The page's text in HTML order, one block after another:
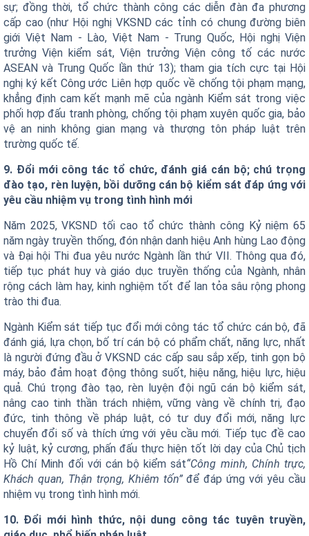
sự; đồng thời, tổ chức thành công các diễn đàn đa phương
cấp cao (như Hội nghị VKSND các tỉnh có chung đường biên
giới Việt Nam - Lào, Việt Nam - Trung Quốc, Hội nghị Viện
trưởng Viện kiểm sát, Viện trưởng Viện công tố các nước
ASEAN và Trung Quốc lần thứ 13); tham gia tích cực tại Hội
nghị ký kết Công ước Liên hợp quốc về chống tội phạm mạng,
khẳng định cam kết mạnh mẽ của ngành Kiểm sát trong việc
phối hợp đấu tranh phòng, chống tội phạm xuyên quốc gia, bảo
vệ an ninh không gian mạng và thượng tôn pháp luật trên
trường quốc tế.
9. Đổi mới công tác tổ chức, đánh giá cán bộ; chú trọng
đào tạo, rèn luyện, bồi dưỡng cán bộ kiểm sát đáp ứng với
yêu cầu nhiệm vụ trong tình hình mới
Năm 2025, VKSND tối cao tổ chức thành công Kỷ niệm 65
năm ngày truyền thống, đón nhận danh hiệu Anh hùng Lao động
và Đại hội Thi đua yêu nước Ngành lần thứ VII. Thông qua đó,
tiếp tục phát huy và giáo dục truyền thống của Ngành, nhân
rộng cách làm hay, kinh nghiệm tốt để lan tỏa sâu rộng phong
trào thi đua.
Ngành Kiểm sát tiếp tục đổi mới công tác tổ chức cán bộ, đã
đánh giá, lựa chọn, bố trí cán bộ có phẩm chất, năng lực, nhất
là người đứng đầu ở VKSND các cấp sau sắp xếp, tinh gọn bộ
máy, bảo đảm hoạt động thông suốt, hiệu năng, hiệu lực, hiệu
quả. Chú trọng đào tạo, rèn luyện đội ngũ cán bộ kiểm sát,
nâng cao tinh thần trách nhiệm, vững vàng về chính trị, đạo
đức, tinh thông về pháp luật, có tư duy đổi mới, năng lực
chuyển đổi số và thích ứng với yêu cầu mới. Tiếp tục đề cao
kỷ luật, kỷ cương, phấn đấu thực hiện tốt lời dạy của Chủ tịch
Hồ Chí Minh đối với cán bộ kiểm sát“Công minh, Chính trực,
Khách quan, Thận trọng, Khiêm tốn”để đáp ứng với yêu cầu
nhiệm vụ trong tình hình mới.
10. Đổi mới hình thức, nội dung công tác tuyên truyền,